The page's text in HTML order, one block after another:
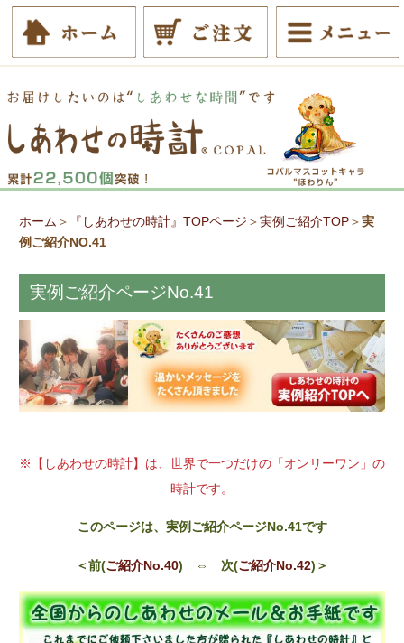
ホーム ＞ 『しあわせの時計』TOPページ ＞実例ご紹介TOP＞実
例ご紹介NO.41
実例ご紹介ページNo.41
※【しあわせの時計】は、世界で一つだけの「オンリーワン」の
時計です。
このページは、実例ご紹介ページNo.41です
＜前(ご紹介No.40) ⇔ 次(ご紹介No.42)＞